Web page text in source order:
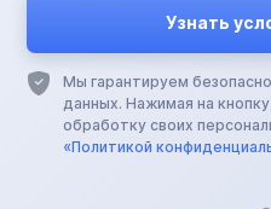
Мы гарантируем
данных. Нажимая на
обработку своих
«Политикой